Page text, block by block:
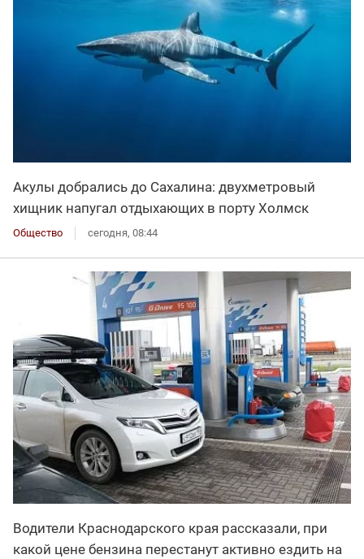
Акулы добрались до Сахалина: двухметровый
хищник напугал отдыхающих в порту Холмск
Общество сегодня, 08:44
Водители Краснодарского края рассказали, при
какой цене бензина перестанут активно ездить на